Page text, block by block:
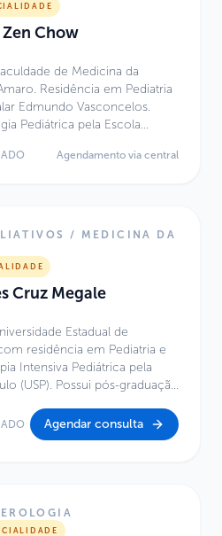
Zen Chow
de Medicina da
Residência em Pediatria
Edmundo Vasconcelos.
Pediátrica pela Escola
Possui título de Mestre em
Agendamento via central
/ MEDICINA DA
Cruz Megale
Estadual de
residência em Pediatria e
Intensiva Pediátrica pela
(USP). Possui pós-graduação
além de formação em
da Dor pelo Hospital das
Infantil Sabará desde
mais de uma década em
Agendar consulta